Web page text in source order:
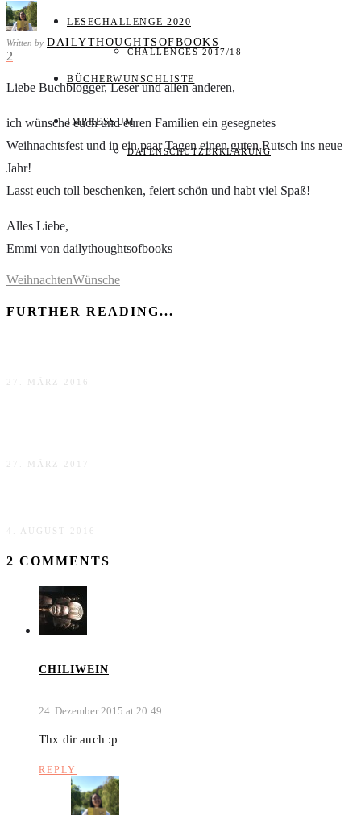
LESECHALLENGE 2020
CHALLENGES 2017/18
BÜCHERWUNSCHLISTE
IMPRESSUM
DATENSCHUTZERKLÄRUNG
Written by DAILYTHOUGHTSOFBOOKS
2
Liebe Buchblogger, Leser und allen anderen,
ich wünsche euch und euren Familien ein gesegnetes
Weihnachtsfest und in ein paar Tagen einen guten Rutsch ins neue
Jahr!
Lasst euch toll beschenken, feiert schön und habt viel Spaß!
Alles Liebe,
Emmi von dailythoughtsofbooks
WeihnachtenWünsche
FURTHER READING...
27. MÄRZ 2016
27. MÄRZ 2017
4. AUGUST 2016
2 COMMENTS
CHILIWEIN
24. Dezember 2015 at 20:49
Thx dir auch :p
REPLY